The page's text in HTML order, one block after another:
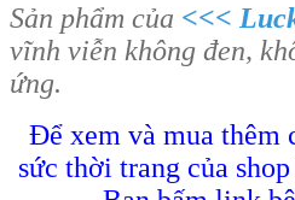
Sản phẩm của <<<
vĩnh viễn không đen,
ứng.
Để xem và mua thêm
sức thời trang của